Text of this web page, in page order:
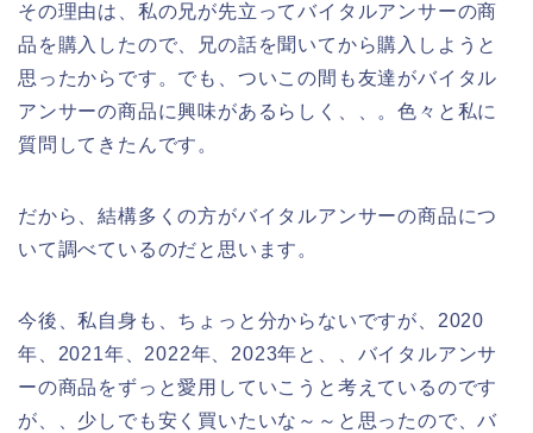
その理由は、私の兄が先立ってバイタルアンサーの商
品を購入したので、兄の話を聞いてから購入しようと
思ったからです。でも、ついこの間も友達がバイタル
アンサーの商品に興味があるらしく、、。色々と私に
質問してきたんです。
だから、結構多くの方がバイタルアンサーの商品につ
いて調べているのだと思います。
今後、私自身も、ちょっと分からないですが、2020
年、2021年、2022年、2023年と、、バイタルアンサ
ーの商品をずっと愛用していこうと考えているのです
が、、少しでも安く買いたいな～～と思ったので、バ